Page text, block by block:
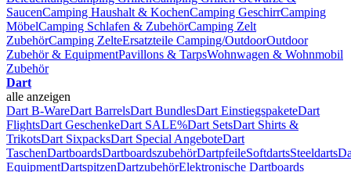
SaucenCamping Haushalt & KochenCamping GeschirrCamping
MöbelCamping Schlafen & ZubehörCamping Zelt
ZubehörCamping ZelteErsatzteile Camping/OutdoorOutdoor
Zubehör & EquipmentPavillons & TarpsWohnwagen & Wohnmobil
Zubehör
Dart
alle anzeigen
Dart B-WareDart BarrelsDart BundlesDart EinstiegspaketeDart
FlightsDart GeschenkeDart SALE%Dart SetsDart Shirts &
TrikotsDart SixpacksDart Special AngeboteDart
TaschenDartboardsDartboardszubehörDartpfeileSoftdartsSteeldarts
EquipmentDartspitzenDartzubehörElektronische Dartboards